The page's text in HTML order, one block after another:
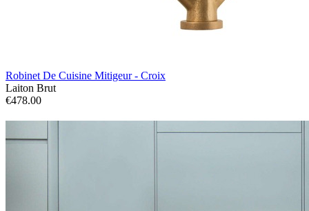
Robinet De Cuisine Mitigeur - Croix
Laiton Brut
€478.00